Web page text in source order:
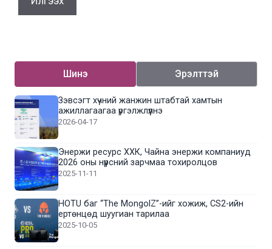
Шинэ Эрэлттэй
Зэвсэгт хүчний жанжин штабтай хамтын
ажиллагаагаа үргэлжлүүлнэ
2026-04-17
Энержи ресурс ХХК, Чайна энержи компаниуд
2026 оны нүүрсний зарчмаа тохиролцов
2025-11-11
HOTU баг “The MongolZ”-ийг хожиж, CS2-ийн
ертөнцөд шуугиан тарилаа
2025-10-05